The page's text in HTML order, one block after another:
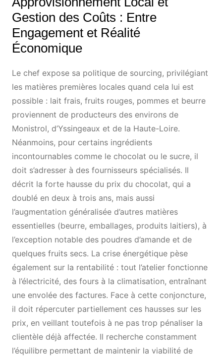
Gestion des Coûts : Entre
Engagement et Réalité
Économique
Le chef expose sa politique de sourcing, privilégiant
les matières premières locales quand cela lui est
possible : lait frais, fruits rouges, pommes et beurre
proviennent de producteurs des environs de
Monistrol, d’Yssingeaux et de la Haute-Loire.
Néanmoins, pour certains ingrédients
incontournables comme le chocolat ou le sucre, il
doit s’adresser à des fournisseurs spécialisés. Il
décrit la forte hausse du prix du chocolat, qui a
doublé en deux à trois ans, mais aussi
l’augmentation généralisée d’autres matières
essentielles (beurre, emballages, produits laitiers), à
l’exception notable des poudres d’amande et de
quelques fruits secs. La crise énergétique pèse
également sur la rentabilité : tout l’atelier fonctionne
à l’électricité, des fours à la climatisation, entraînant
une envolée des factures. Face à cette conjoncture,
il doit répercuter partiellement ces hausses sur les
prix, en veillant toutefois à ne pas trop pénaliser la
clientèle déjà affectée. Il recherche constamment
l’équilibre permettant de maintenir la viabilité de